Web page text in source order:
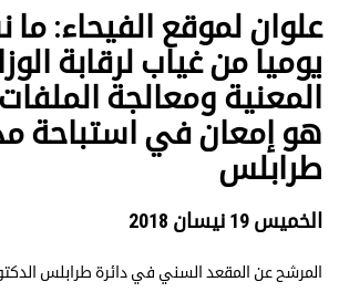
علوان لموقع الفيحاء:
يوميا من غياب لرقابة
المعنية ومعالجة الملفات
هو إمعان في استباحة
طرابلس
الخميس 19 نيسان 2018
المرشح عن المقعد السني في دائرة طرابلس